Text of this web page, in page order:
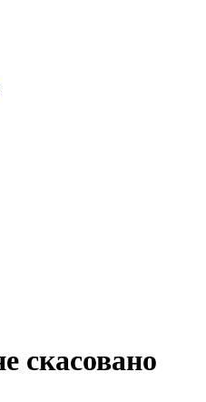
скасовано